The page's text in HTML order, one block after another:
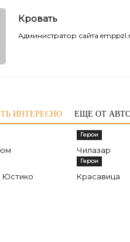
Кровать
Администратор сайта
ИНТЕРЕСНО ЕЩЕ ОТ
Герои
Чилазар
Юстико
Герои
Красавица